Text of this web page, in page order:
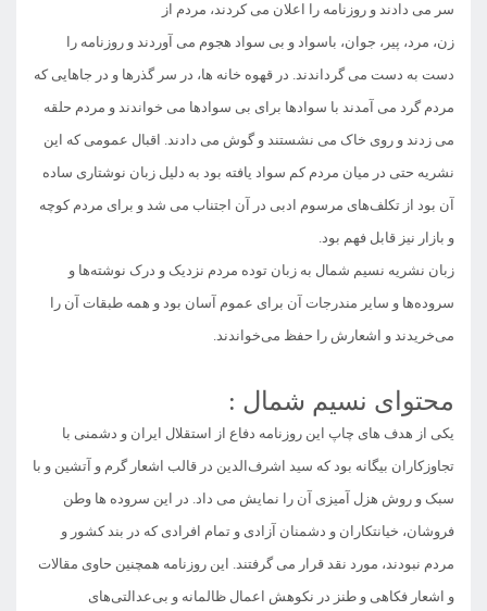
سر می دادند و روزنامه را اعلان می کردند، مردم از
زن، مرد، پیر، جوان، باسواد و بی سواد هجوم می آوردند و روزنامه را
دست به دست می گرداندند. در قهوه خانه ها، در سر گذرها و در جاهایی که
مردم گرد می آمدند با سوادها برای بی سوادها می خواندند و مردم حلقه
می زدند و روی خاک می نشستند و گوش می دادند. اقبال عمومی که این
نشریه حتی در میان مردم کم سواد یافته بود به دلیل زبان نوشتاری ساده
آن بود از تکلف‌های مرسوم ادبی در آن اجتناب می شد و برای مردم کوچه
و بازار نیز قابل فهم بود.
زبان نشریه نسیم شمال به زبان توده مردم نزدیک و درک نوشته‌ها و
سروده‌ها و سایر مندرجات آن برای عموم آسان بود و همه طبقات آن را
می‌خریدند و اشعارش را حفظ می‌خواندند.
محتوای نسیم شمال :
یکی از هدف های چاپ این روزنامه دفاع از استقلال ایران و دشمنی با
تجاوزکاران بیگانه بود که سید اشرف‌الدین در قالب اشعار گرم و آتشین و با
سبک و روش هزل آمیزی آن را نمایش می داد. در این سروده ها وطن
فروشان، خیانتکاران و دشمنان آزادی و تمام افرادی که در بند کشور و
مردم نبودند، مورد نقد قرار می گرفتند. این روزنامه همچنین حاوی مقالات
و اشعار فکاهی و طنز در نکوهش اعمال ظالمانه و بی‌عدالتی‌های